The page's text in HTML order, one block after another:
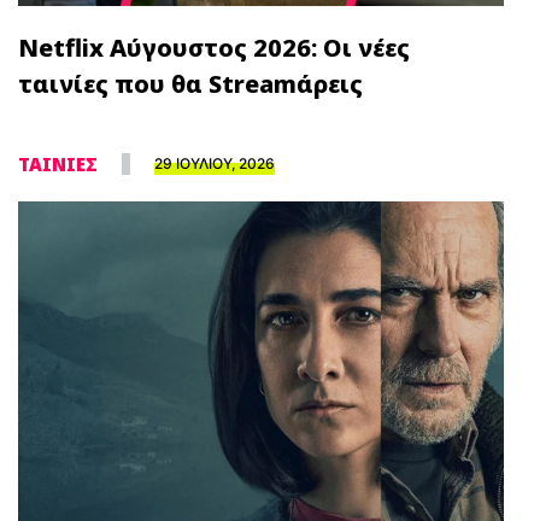
Netflix Αύγουστος 2026: Οι νέες
ταινίες που θα Streamάρεις
ΤΑΙΝΙΕΣ 29 ΙΟΥΛΙΟΥ, 2026